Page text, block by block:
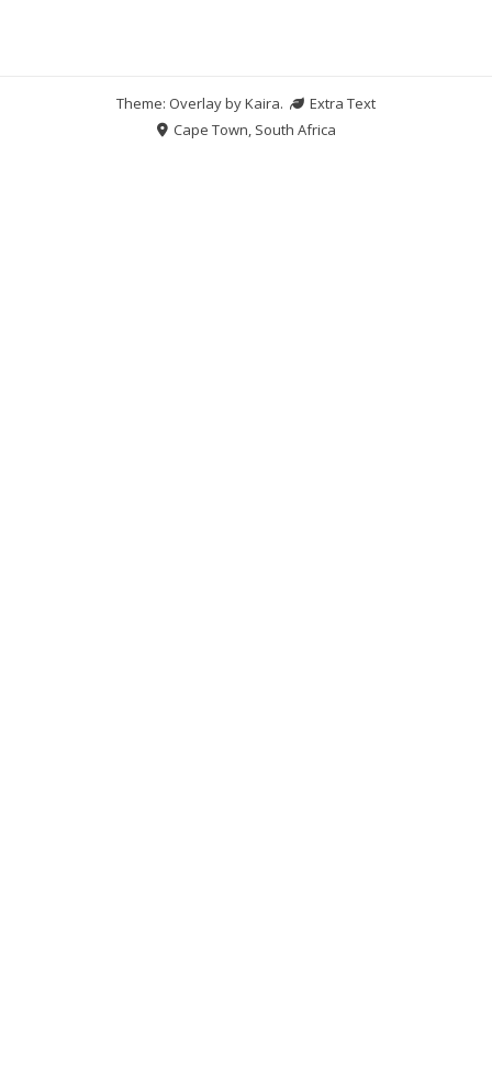
Theme: Overlay byKaira.
Extra Text
Cape Town, South Africa